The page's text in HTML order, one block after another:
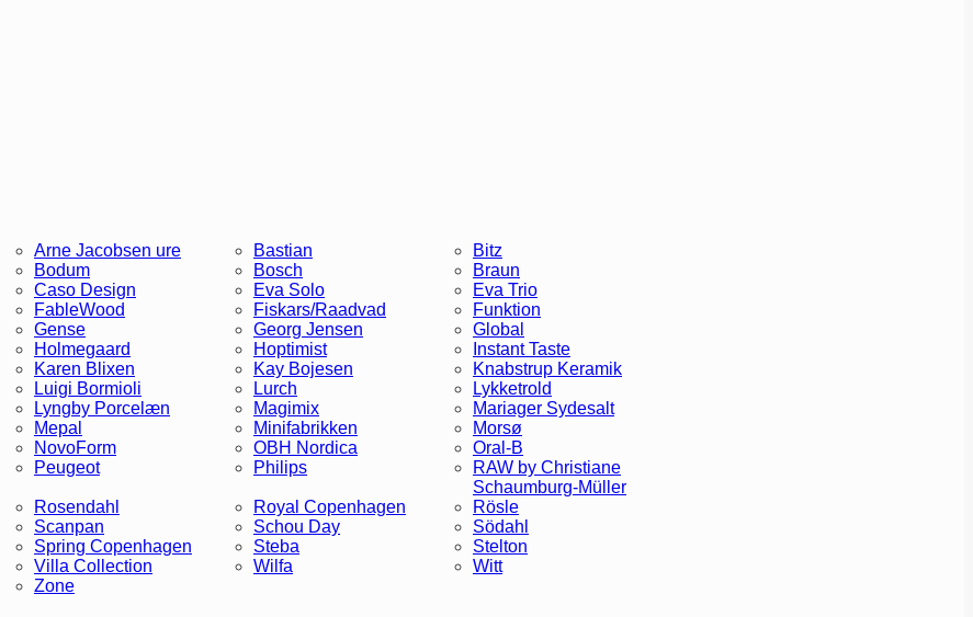
Arne Jacobsen ure Bastian
Bitz
Bodum Bosch
Braun
Caso Design Eva Solo
Eva Trio
FableWood Fiskars/Raadvad
Funktion
Gense Georg Jensen
Global
Holmegaard Hoptimist
Instant Taste
Karen Blixen Kay Bojesen
Knabstrup Keramik
Luigi Bormioli Lurch
Lykketrold
Lyngby Porcelæn Magimix
Mariager Sydesalt
Mepal Minifabrikken
Morsø
NovoForm OBH Nordica
Oral-B
Peugeot Philips
RAW by Christiane
Schaumburg-Müller
Rosendahl Royal Copenhagen
Rösle
Scanpan Schou Day
Södahl
Spring Copenhagen Steba
Stelton
Villa Collection Wilfa
Witt
Zone